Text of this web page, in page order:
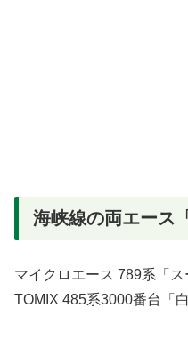
海峡線の両エース
マイクロエース 789系「ス
TOMIX 485系3000番台「白